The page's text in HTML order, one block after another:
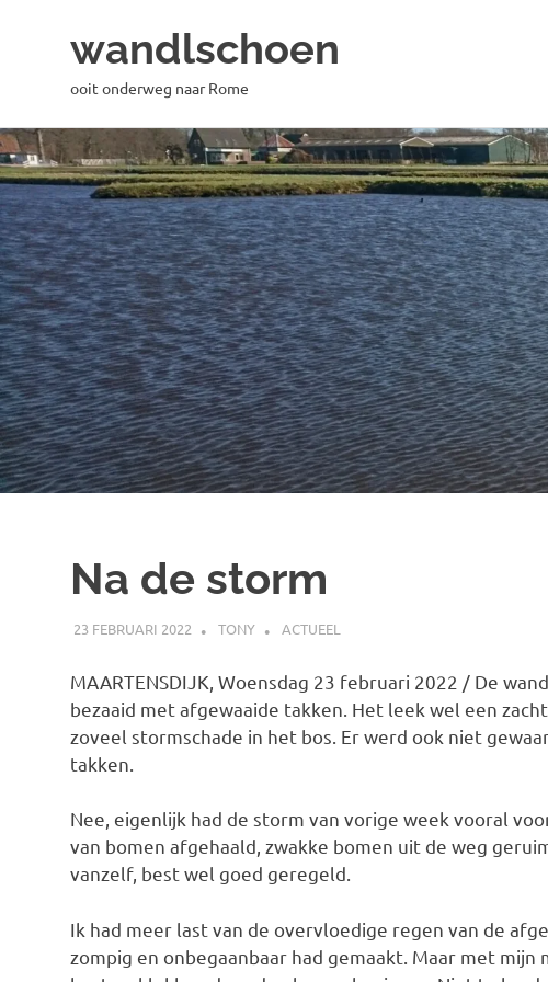
Naar
de
inhoud
springen
wandlschoen
ooit onderweg naar Rome
Na de storm
23 FEBRUARI 2022 TONY ACTUEEL
MAARTENSDIJK, Woensdag 23 februari 2022 / De
bezaaid met afgewaaide takken. Het leek wel een
zoveel stormschade in het bos. Er werd ook niet
takken.
Nee, eigenlijk had de storm van vorige week vooral
van bomen afgehaald, zwakke bomen uit de weg
vanzelf, best wel goed geregeld.
Ik had meer last van de overvloedige regen van de
zompig en onbegaanbaar had gemaakt. Maar met